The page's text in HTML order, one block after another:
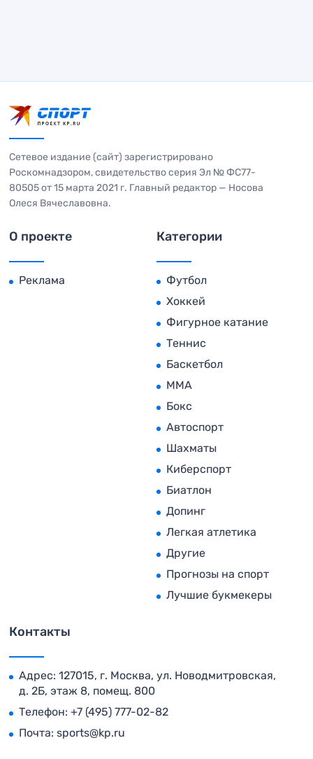
Сетевое издание (сайт) зарегистрировано
Роскомнадзором, свидетельство серия Эл № ФС77-
80505 от 15 марта 2021 г. Главный редактор — Носова
Олеся Вячеславовна.
О проекте
Реклама
Категории
Футбол
Хоккей
Фигурное катание
Теннис
Баскетбол
MMA
Бокс
Автоспорт
Шахматы
Киберспорт
Биатлон
Допинг
Легкая атлетика
Другие
Прогнозы на спорт
Лучшие букмекеры
Контакты
Адрес: 127015, г. Москва, ул. Новодмитровская,
д. 2Б, этаж 8, помещ. 800
Телефон: +7 (495) 777-02-82
Почта: sports@kp.ru